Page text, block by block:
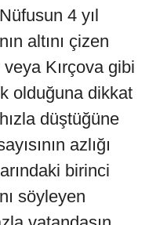
4 yıl
altını çizen
Kırçova gibi
olduğuna dikkat
düştüğüne
azlığı
birinci
söyleyen